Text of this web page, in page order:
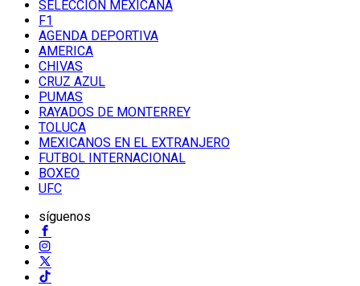
SELECCIÓN MEXICANA
F1
AGENDA DEPORTIVA
AMERICA
CHIVAS
CRUZ AZUL
PUMAS
RAYADOS DE MONTERREY
TOLUCA
MEXICANOS EN EL EXTRANJERO
FUTBOL INTERNACIONAL
BOXEO
UFC
síguenos